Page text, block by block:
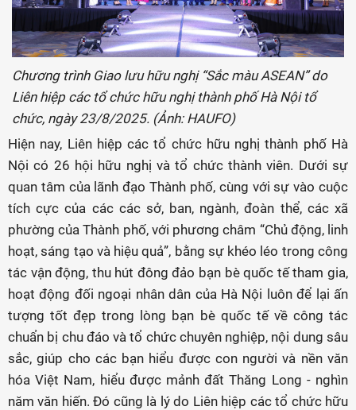
Chương trình Giao lưu hữu nghị “Sắc màu ASEAN” do
Liên hiệp các tổ chức hữu nghị thành phố Hà Nội tổ
chức, ngày 23/8/2025. (Ảnh: HAUFO)
Hiện nay, Liên hiệp các tổ chức hữu nghị thành phố Hà
Nội có 26 hội hữu nghị và tổ chức thành viên. Dưới sự
quan tâm của lãnh đạo Thành phố, cùng với sự vào cuộc
tích cực của các các sở, ban, ngành, đoàn thể, các xã
phường của Thành phố, với phương châm “Chủ động, linh
hoạt, sáng tạo và hiệu quả”, bằng sự khéo léo trong công
tác vận động, thu hút đông đảo bạn bè quốc tế tham gia,
hoạt động đối ngoại nhân dân của Hà Nội luôn để lại ấn
tượng tốt đẹp trong lòng bạn bè quốc tế về công tác
chuẩn bị chu đáo và tổ chức chuyên nghiệp, nội dung sâu
sắc, giúp cho các bạn hiểu được con người và nền văn
hóa Việt Nam, hiểu được mảnh đất Thăng Long - nghìn
năm văn hiến. Đó cũng là lý do Liên hiệp các tổ chức hữu